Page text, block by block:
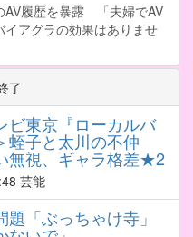
AV履歴を暴露 「夫婦でAV
アグラの効果はありませ
了
ビ東京『ローカルバ
蛭子と太川の不仲
無視、ギャラ格差★2
芸能
題「ぶっちゃけ寺」